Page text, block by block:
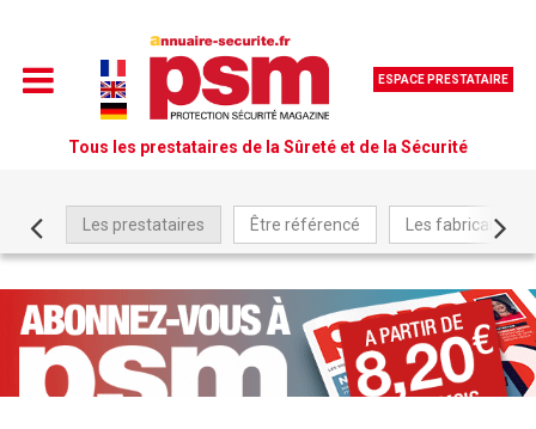
ESPACE PRESTATAIRE
Tous les prestataires de la Sûreté et de la Sécurité
Les prestataires Être référencé Les fabricants